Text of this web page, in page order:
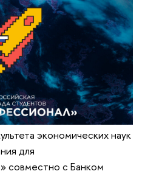
экономических наук
для
совместно с Банком